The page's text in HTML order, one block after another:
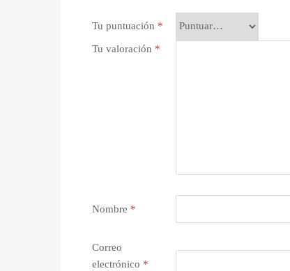
Tu puntuación *
Tu valoración *
Nombre *
Correo
electrónico *